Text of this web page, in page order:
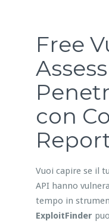
Free
con
Vuoi capire se il
API hanno
tempo in
ExploitFinder